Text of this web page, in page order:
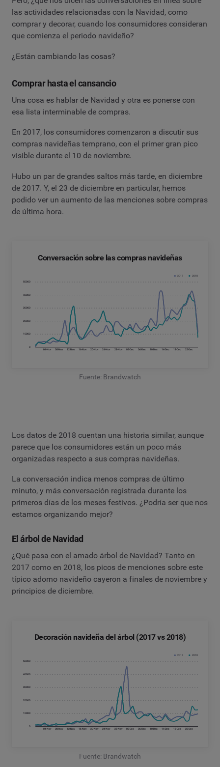
las actividades relacionadas con la Navidad, como
comprar y decorar, cuando los consumidores consideran
que comienza el periodo navideño?
¿Están cambiando las cosas?
Comprar hasta el cansancio
Una cosa es hablar de Navidad y otra es ponerse con
esa lista interminable de compras.
En 2017, los consumidores comenzaron a discutir sus
compras navideñas temprano, con el primer gran pico
visible durante el 10 de noviembre.
Hubo un par de grandes saltos más tarde, en diciembre
de 2017. Y, el 23 de diciembre en particular, hemos
podido ver un aumento de las menciones sobre compras
de última hora.
Conversación sobre las compras navideñas
Fuente: Brandwatch
Los datos de 2018 cuentan una historia similar, aunque
parece que los consumidores están un poco más
organizadas respecto a sus compras navideñas.
La conversación indica menos compras de último
minuto, y más conversación registrada durante los
primeros días de los meses festivos. ¿Podría ser que nos
estamos organizando mejor?
El árbol de Navidad
¿Qué pasa con el amado árbol de Navidad? Tanto en
2017 como en 2018, los picos de menciones sobre este
típico adorno navideño cayeron a finales de noviembre y
principios de diciembre.
Decoración navideña del árbol (2017 vs 2018)
Fuente: Brandwatch